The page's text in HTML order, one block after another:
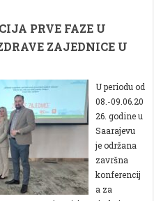
PRVE FAZE U
ZAJEDNICE U
U periodu od
08.-09.06.20
26. godine u
Saarajevu
je održana
završna
konferencij
a za